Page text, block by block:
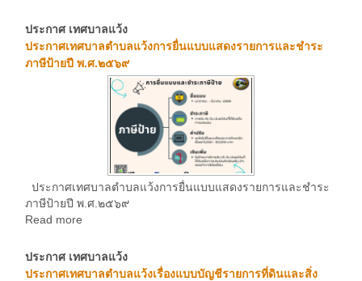
ประกาศ เทศบาลแว้ง
ประกาศเทศบาลตำบลแว้งการยื่นแบบแสดงรายการและชำระ
ภาษีป้ายปี พ.ศ.๒๕๖๙
ประกาศเทศบาลตำบลแว้งการยื่นแบบแสดงรายการและชำระ
ภาษีป้ายปี พ.ศ.๒๕๖๙
Read more
ประกาศ เทศบาลแว้ง
ประกาศเทศบาลตำบลแว้งเรื่องแบบบัญชีรายการที่ดินและสิ่ง